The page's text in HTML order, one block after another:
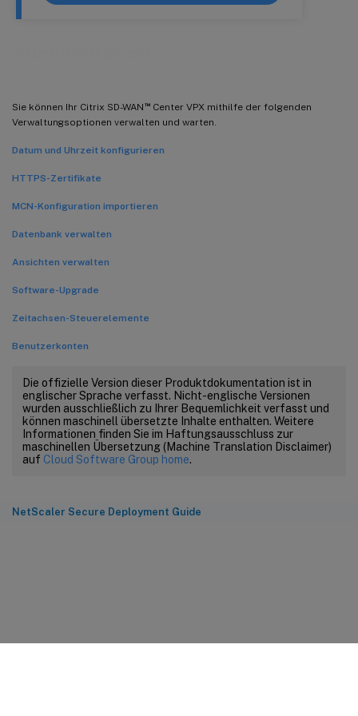
Sie können Ihr Citrix SD-WAN ™Center VPX mithilfe der folgenden
Verwaltungsoptionen verwalten und warten.
Datum und Uhrzeit konfigurieren
HTTPS-Zertifikate
MCN-Konfiguration importieren
Datenbank verwalten
Ansichten verwalten
Software-Upgrade
Zeitachsen-Steuerelemente
Benutzerkonten
Die offizielle Version dieser Produktdokumentation ist in
englischer Sprache verfasst. Nicht-englische Versionen
wurden ausschließlich zu Ihrer Bequemlichkeit verfasst und
können maschinell übersetzte Inhalte enthalten. Weitere
Informationen finden Sie im Haftungsausschluss zur
maschinellen Übersetzung (Machine Translation Disclaimer)
auf Cloud Software Group home.
NetScaler Secure Deployment Guide